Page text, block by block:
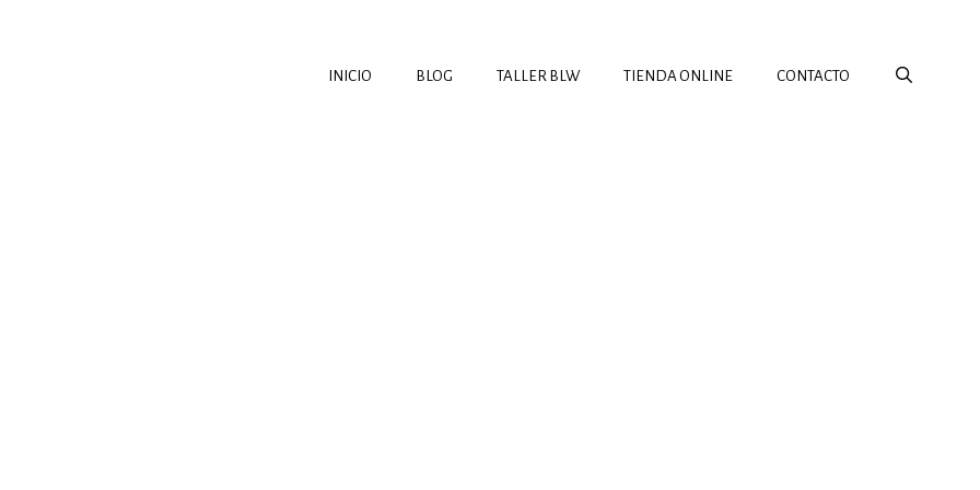
INICIO BLOG TALLER BLW TIENDA ONLINE CONTACTO